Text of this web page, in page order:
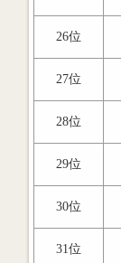
26位
27位
28位
29位
30位
31位